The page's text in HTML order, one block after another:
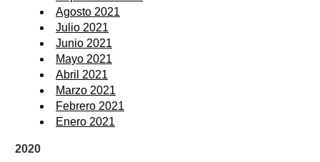
Agosto 2021
Julio 2021
Junio 2021
Mayo 2021
Abril 2021
Marzo 2021
Febrero 2021
Enero 2021
2020